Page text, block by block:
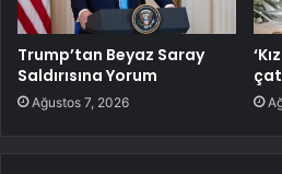
Trump’tan Beyaz Saray
Saldırısına Yorum
Ağustos 7, 2026